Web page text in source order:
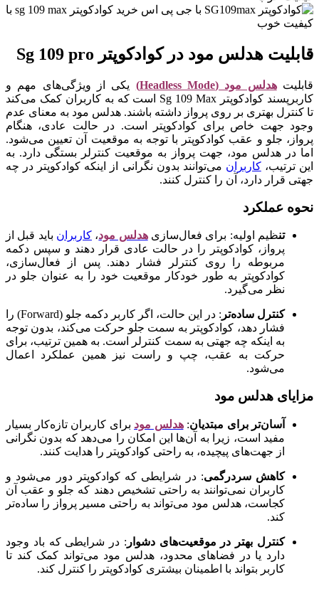
قابلیت هدلس مود در کوادکوپتر Sg 109 pro
قابلیتهدلس مود (Headless Mode)
یکی از ویژگی‌های مهم و
کاربرپسند کوادکوپتر Sg 109 Max است که به کاربران کمک می‌کند
تا کنترل بهتری بر روی پرواز داشته باشند. هدلس مود به معنای عدم
وجود جهت خاص برای کوادکوپتر است. در حالت عادی، هنگام
پرواز، جلو و عقب کوادکوپتر با توجه به موقعیت آن تعیین می‌شود.
اما در هدلس مود، جهت پرواز به موقعیت کنترلر بستگی دارد. به
این ترتیب،کاربران می‌توانند بدون نگرانی از اینکه کوادکوپتر در چه
جهتی قرار دارد، آن را کنترل کنند.
نحوه عملکرد
تنظیم اولیه: برای فعال‌سازیهدلس مود، کاربران باید قبل از
پرواز، کوادکوپتر را در حالت عادی قرار دهند و سپس دکمه
مربوطه را روی کنترلر فشار دهند. پس از فعال‌سازی،
کوادکوپتر به طور خودکار موقعیت خود را به عنوان جلو در
نظر می‌گیرد.
کنترل ساده‌تر
: در این حالت، اگر کاربر دکمه جلو (Forward) را
فشار دهد، کوادکوپتر به سمت جلو حرکت می‌کند، بدون توجه
به اینکه چه جهتی به سمت کنترلر است. به همین ترتیب، برای
حرکت به عقب، چپ و راست نیز همین عملکرد اعمال
می‌شود.
مزایای هدلس مود
آسان‌تر برای مبتدیان:هدلس مود برای کاربران تازه‌کار بسیار
مفید است، زیرا به آن‌ها این امکان را می‌دهد که بدون نگرانی
از جهت‌های پیچیده، به راحتی کوادکوپتر را هدایت کنند.
کاهش سردرگمی: در شرایطی که کوادکوپتر دور می‌شود و
کاربران نمی‌توانند به راحتی تشخیص دهند که جلو و عقب آن
کجاست، هدلس مود می‌تواند به راحتی مسیر پرواز را ساده‌تر
کند.
کنترل بهتر در موقعیت‌های دشوار : در شرایطی که باد وجود
دارد یا در فضاهای محدود، هدلس مود می‌تواند کمک کند تا
کاربر بتواند با اطمینان بیشتری کوادکوپتر را کنترل کند.